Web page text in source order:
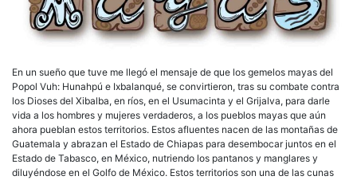
En un sueño que tuve me llegó el mensaje de que los gemelos mayas del
Popol Vuh: Hunahpú e Ixbalanqué, se convirtieron, tras su combate contra
los Dioses del Xibalba, en ríos, en el Usumacinta y el Grijalva, para darle
vida a los hombres y mujeres verdaderos, a los pueblos mayas que aún
ahora pueblan estos territorios. Estos afluentes nacen de las montañas de
Guatemala y abrazan el Estado de Chiapas para desembocar juntos en el
Estado de Tabasco, en México, nutriendo los pantanos y manglares y
diluyéndose en el Golfo de México. Estos territorios son una de las cunas